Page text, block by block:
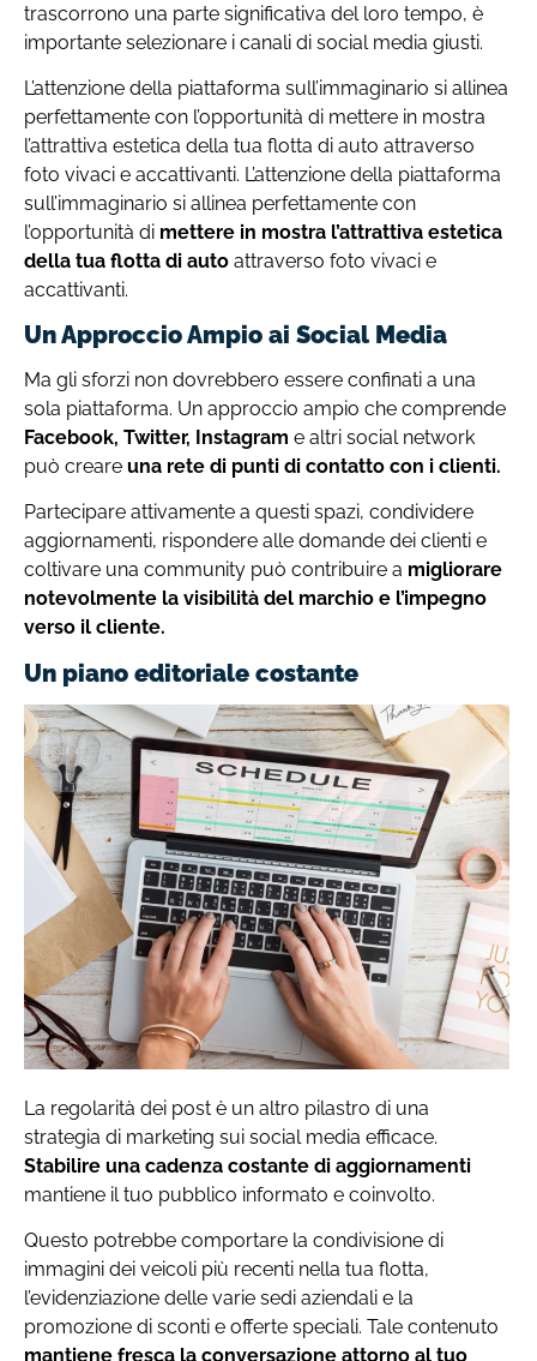
trascorrono una parte significativa del loro tempo, è
importante selezionare i canali di social media giusti.
L’attenzione della piattaforma sull’immaginario si allinea
perfettamente con l’opportunità di mettere in mostra
l’attrattiva estetica della tua flotta di auto attraverso
foto vivaci e accattivanti. L’attenzione della piattaforma
sull’immaginario si allinea perfettamente con
l’opportunità di mettere in mostra l’attrattiva estetica
della tua flotta di auto attraverso foto vivaci e
accattivanti.
Un Approccio Ampio ai Social Media
Ma gli sforzi non dovrebbero essere confinati a una
sola piattaforma. Un approccio ampio che comprende
Facebook, Twitter, Instagram e altri social network
può creare una rete di punti di contatto con i clienti.
Partecipare attivamente a questi spazi, condividere
aggiornamenti, rispondere alle domande dei clienti e
coltivare una community può contribuire a migliorare
notevolmente la visibilità del marchio e l’impegno
verso il cliente.
Un piano editoriale costante
La regolarità dei post è un altro pilastro di una
strategia di marketing sui social media efficace.
Stabilire una cadenza costante di aggiornamenti
mantiene il tuo pubblico informato e coinvolto.
Questo potrebbe comportare la condivisione di
immagini dei veicoli più recenti nella tua flotta,
l’evidenziazione delle varie sedi aziendali e la
promozione di sconti e offerte speciali. Tale contenuto
mantiene fresca la conversazione attorno al tuo